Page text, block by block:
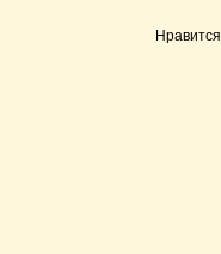
Нравится